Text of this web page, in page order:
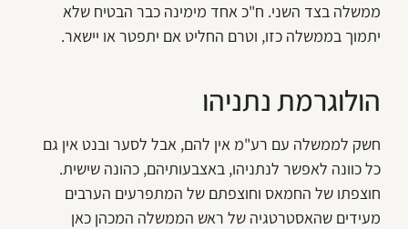
ממשלה בצד השני. ח"כ אחד מימינה כבר הבטיח שלא
יתמוך בממשלה כזו, וטרם החליט אם יתפטר או יישאר.
הולוגרמת נתניהו
חשק לממשלה עם רע"מ אין להם, אבל לסער ובנט אין גם
כל כוונה לאפשר לנתניהו, באצבעותיהם, כהונה שישית.
חוצפתו של החמאס וחוצפתם של המתפרעים הערבים
מעידים שהאסטרטגיה של ראש הממשלה המכהן כאן